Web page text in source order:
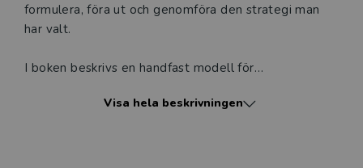
formulera, föra ut och genomföra den strategi man
har valt.
I boken beskrivs en handfast modell för
organisationer, såväl privata som offentliga. Modellen
Visa hela beskrivningen